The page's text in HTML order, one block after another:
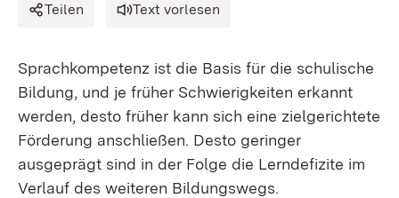
Teilen Text vorlesen
Sprachkompetenz ist die Basis für die schulische
Bildung, und je früher Schwierigkeiten erkannt
werden, desto früher kann sich eine zielgerichtete
Förderung anschließen. Desto geringer
ausgeprägt sind in der Folge die Lerndefizite im
Verlauf des weiteren Bildungswegs.